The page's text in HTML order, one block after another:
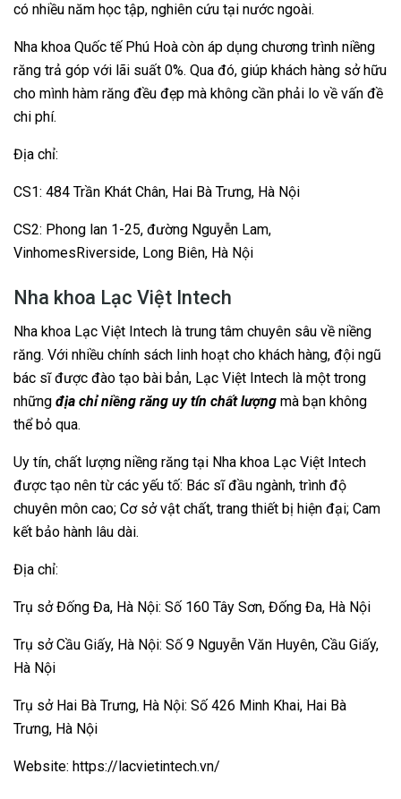
có nhiều năm học tập, nghiên cứu tại nước ngoài.
Nha khoa Quốc tế Phú Hoà còn áp dụng chương trình niềng
răng trả góp với lãi suất 0%. Qua đó, giúp khách hàng sở hữu
cho mình hàm răng đều đẹp mà không cần phải lo về vấn đề
chi phí.
Địa chỉ:
CS1: 484 Trần Khát Chân, Hai Bà Trưng, Hà Nội
CS2: Phong lan 1-25, đường Nguyễn Lam,
VinhomesRiverside, Long Biên, Hà Nội
Nha khoa Lạc Việt Intech
Nha khoa Lạc Việt Intech là trung tâm chuyên sâu về niềng
răng. Với nhiều chính sách linh hoạt cho khách hàng, đội ngũ
bác sĩ được đào tạo bài bản, Lạc Việt Intech là một trong
những địa chỉ niềng răng uy tín chất lượng mà bạn không
thể bỏ qua.
Uy tín, chất lượng niềng răng tại Nha khoa Lạc Việt Intech
được tạo nên từ các yếu tố: Bác sĩ đầu ngành, trình độ
chuyên môn cao; Cơ sở vật chất, trang thiết bị hiện đại; Cam
kết bảo hành lâu dài.
Địa chỉ:
Trụ sở Đống Đa, Hà Nội: Số 160 Tây Sơn, Đống Đa, Hà Nội
Trụ sở Cầu Giấy, Hà Nội: Số 9 Nguyễn Văn Huyên, Cầu Giấy,
Hà Nội
Trụ sở Hai Bà Trưng, Hà Nội: Số 426 Minh Khai, Hai Bà
Trưng, Hà Nội
Website: https://lacvietintech.vn/